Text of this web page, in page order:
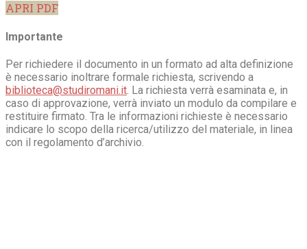
APRI PDF
Importante
Per richiedere il documento in un formato ad alta definizione
è necessario inoltrare formale richiesta, scrivendo a
biblioteca@studiromani.it. La richiesta verrà esaminata e, in
caso di approvazione, verrà inviato un modulo da compilare e
restituire firmato. Tra le informazioni richieste è necessario
indicare lo scopo della ricerca/utilizzo del materiale, in linea
con il regolamento d’archivio.